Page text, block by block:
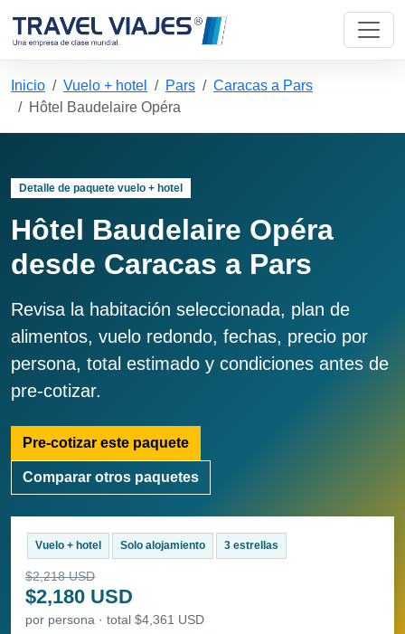
Inicio Vuelo + hotel Pars
Caracas a Pars
Hôtel Baudelaire Opéra
Detalle de paquete vuelo + hotel
Hôtel Baudelaire Opéra
desde Caracas a Pars
Revisa la habitación seleccionada, plan de
alimentos, vuelo redondo, fechas, precio por
persona, total estimado y condiciones antes de
pre-cotizar.
Pre-cotizar este paquete
Comparar otros paquetes
Vuelo + hotel Solo alojamiento 3 estrellas
$2,218 USD
$2,180 USD
por persona · total $4,361 USD